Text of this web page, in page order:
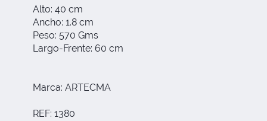
Alto: 40 cm
Ancho: 1.8 cm
Peso: 570 Gms
Largo-Frente: 60 cm
Marca: ARTECMA
REF: 1380